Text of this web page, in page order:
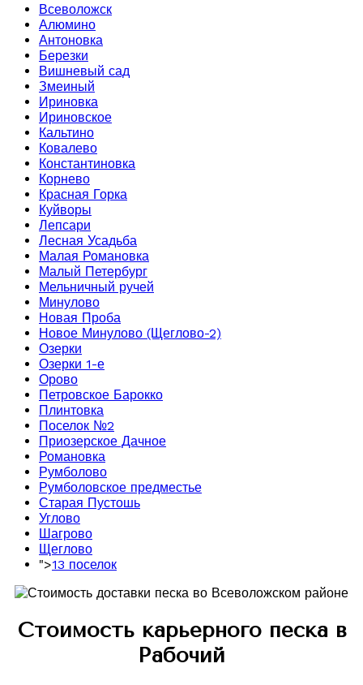
Всеволожск
Алюмино
Антоновка
Березки
Вишневый сад
Змеиный
Ириновка
Ириновское
Кальтино
Ковалево
Константиновка
Корнево
Красная Горка
Куйворы
Лепсари
Лесная Усадьба
Малая Романовка
Малый Петербург
Мельничный ручей
Минулово
Новая Проба
Новое Минулово (Щеглово-2)
Озерки
Озерки 1-е
Орово
Петровское Барокко
Плинтовка
Поселок №2
Приозерское Дачное
Романовка
Румболово
Румболовское предместье
Старая Пустошь
Углово
Шагрово
Щеглово
">13 поселок
Стоимость карьерного песка в
Рабочий